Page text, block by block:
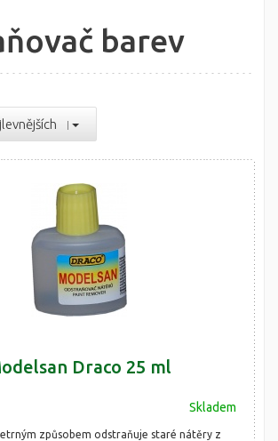
barev
Draco 25 ml
Skladem
způsobem odstraňuje staré nátěry z